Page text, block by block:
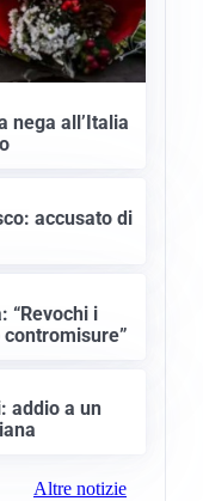
nega all’Italia
accusato di
“Revochi i
addio a un
Altre notizie